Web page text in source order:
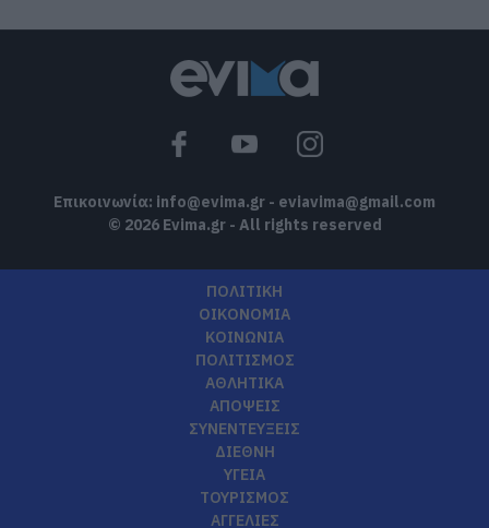
Επικοινωνία: info@evima.gr - eviavima@gmail.com
© 2026 Evima.gr - All rights reserved
ΠΟΛΙΤΙΚΗ
ΟΙΚΟΝΟΜΙΑ
ΚΟΙΝΩΝΙΑ
ΠΟΛΙΤΙΣΜΟΣ
ΑΘΛΗΤΙΚΑ
ΑΠΟΨΕΙΣ
ΣΥΝΕΝΤΕΥΞΕΙΣ
ΔΙΕΘΝΗ
ΥΓΕΙΑ
ΤΟΥΡΙΣΜΟΣ
ΑΓΓΕΛΙΕΣ